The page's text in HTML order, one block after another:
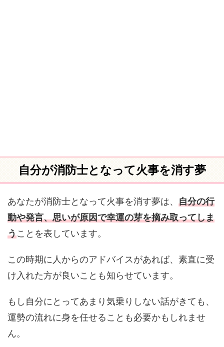
自分が消防士となって火事を消す夢
あなたが消防士となって火事を消す夢は、 自分の行
動や発言、思いが原因で幸運の芽を摘み取ってしま
うことを表しています。
この時期に人からのアドバイスがあれば、素直に受
け入れた方が良いことも知らせています。
もし自分にとってあまり気乗りしない話がきても、
運勢の流れに身を任せることも必要かもしれませ
ん。